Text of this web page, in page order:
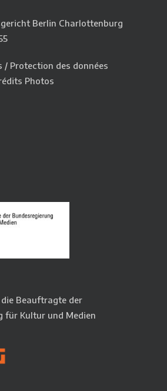
Berlin Charlottenburg
/ Protection des données
Photos
Beauftragte der
für Kultur und Medien